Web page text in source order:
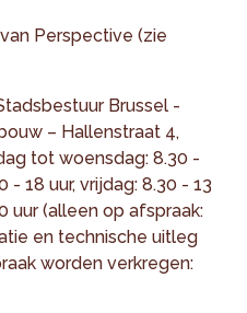
Perspective (zie
Brussel -
– Hallenstraat 4,
tot woensdag: 8.30 -
- 18 uur, vrijdag: 8.30 - 13
uur (alleen op afspraak:
en technische uitleg
worden verkregen: